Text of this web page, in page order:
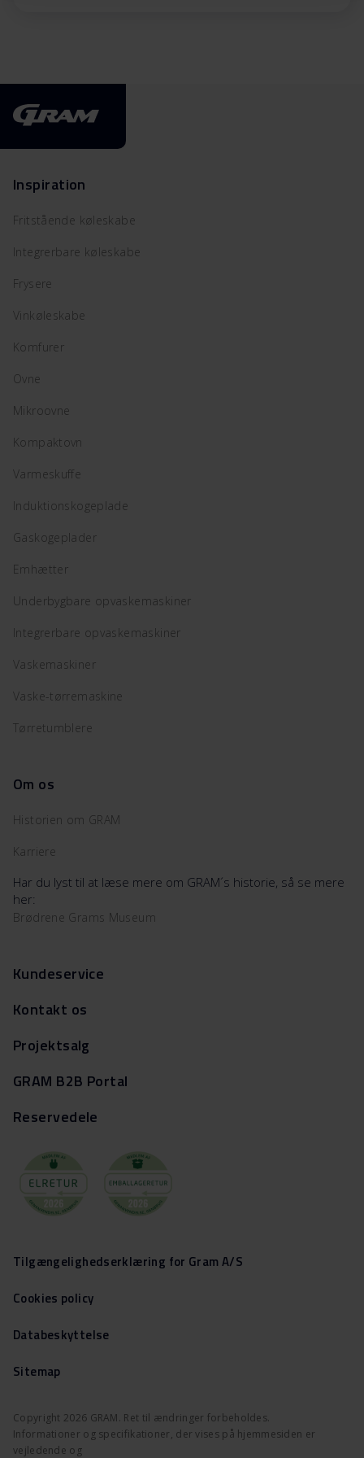
Inspiration
Fritstående køleskabe
Integrerbare køleskabe
Frysere
Vinkøleskabe
Komfurer
Ovne
Mikroovne
Kompaktovn
Varmeskuffe
Induktionskogeplade
Gaskogeplader
Emhætter
Underbygbare opvaskemaskiner
Integrerbare opvaskemaskiner
Vaskemaskiner
Vaske-tørremaskine
Tørretumblere
Om os
Historien om GRAM
Karriere
Har du lyst til at læse mere om GRAM´s historie, så se mere
her:
Brødrene Grams Museum
Kundeservice
Kontakt os
Projektsalg
GRAM B2B Portal
Reservedele
Copyright 2026 GRAM. Ret til ændringer forbeholdes.
Informationer og specifikationer, der vises på hjemmesiden er
vejledende og
Tilgængelighedserklæring for Gram A/S
Cookies policy
Databeskyttelse
Sitemap